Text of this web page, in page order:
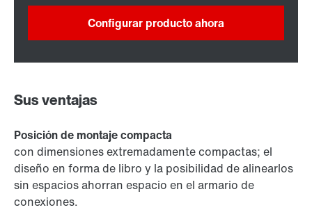
Configurar producto ahora
Sus ventajas
Posición de montaje compacta
con dimensiones extremadamente compactas; el
diseño en forma de libro y la posibilidad de alinearlos
sin espacios ahorran espacio en el armario de
conexiones.